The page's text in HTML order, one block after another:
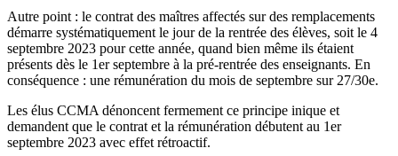
Autre point : le contrat des maîtres affectés sur des remplacements
démarre systématiquement le jour de la rentrée des élèves, soit le 4
septembre 2023 pour cette année, quand bien même ils étaient
présents dès le 1er septembre à la pré-rentrée des enseignants. En
conséquence : une rémunération du mois de septembre sur 27/30e.
Les élus CCMA dénoncent fermement ce principe inique et
demandent que le contrat et la rémunération débutent au 1er
septembre 2023 avec effet rétroactif.